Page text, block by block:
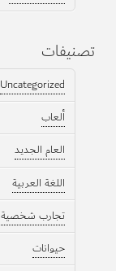
تصنيفات
Uncategorized
ألعاب
العام الجديد
اللغة العربية
تجارب شخصية
حيوانات